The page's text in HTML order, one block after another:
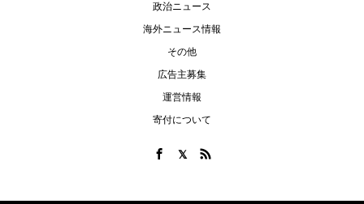
政治ニュース
海外ニュース情報
その他
広告主募集
運営情報
寄付について